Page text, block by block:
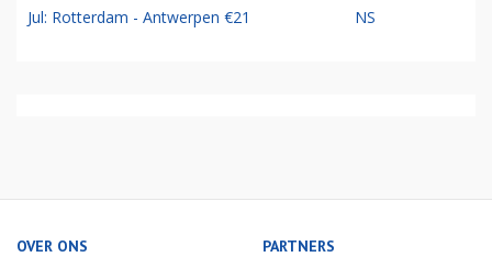
Jul: Rotterdam - Antwerpen €21 NS
OVER ONS PARTNERS